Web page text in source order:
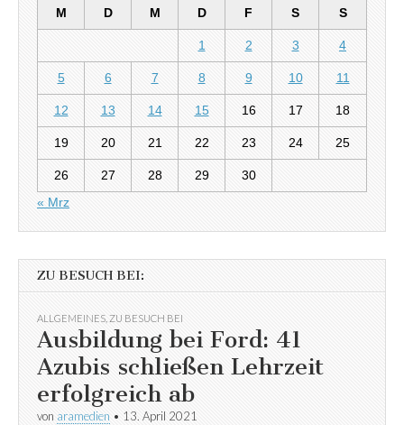
M
D M D F S S
1 2 3 4
5 6 7 8 9 10 11
12 13 14 15 16 17 18
19 20 21 22 23 24 25
26 27 28 29
30
« Mrz
ZU BESUCH BEI:
ALLGEMEINES ZU BESUCH BEI
Ausbildung bei Ford: 41
Azubis schließen Lehrzeit
erfolgreich ab
von aramedien • 13. April 2021